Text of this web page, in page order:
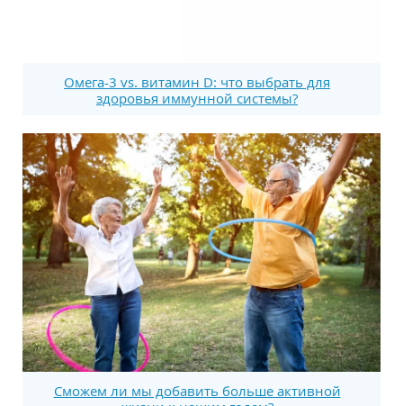
Омега-3 vs. витамин D: что выбрать для
здоровья иммунной системы?
Сможем ли мы добавить больше активной